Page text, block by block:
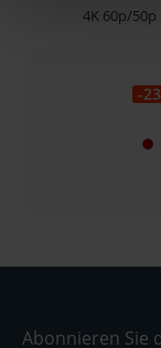
4K 60p/50p
-
Abonnieren Sie